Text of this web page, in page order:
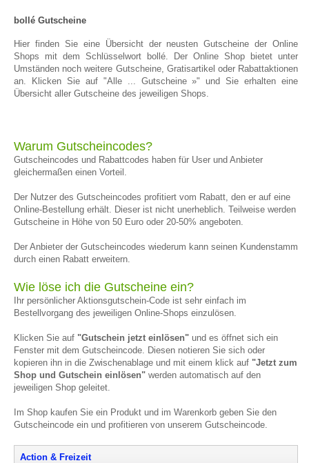
bollé Gutscheine
Hier finden Sie eine Übersicht der neusten Gutscheine der Online
Shops mit dem Schlüsselwort bollé. Der Online Shop bietet unter
Umständen noch weitere Gutscheine, Gratisartikel oder Rabattaktionen
an. Klicken Sie auf "Alle ... Gutscheine »" und Sie erhalten eine
Übersicht aller Gutscheine des jeweiligen Shops.
Warum Gutscheincodes?
Gutscheincodes und Rabattcodes haben für User und Anbieter
gleichermaßen einen Vorteil.
Der Nutzer des Gutscheincodes profitiert vom Rabatt, den er auf eine
Online-Bestellung erhält. Dieser ist nicht unerheblich. Teilweise werden
Gutscheine in Höhe von 50 Euro oder 20-50% angeboten.
Der Anbieter der Gutscheincodes wiederum kann seinen Kundenstamm
durch einen Rabatt erweitern.
Wie löse ich die Gutscheine ein?
Ihr persönlicher Aktionsgutschein-Code ist sehr einfach im
Bestellvorgang des jeweiligen Online-Shops einzulösen.
Klicken Sie auf "Gutschein jetzt einlösen" und es öffnet sich ein
Fenster mit dem Gutscheincode. Diesen notieren Sie sich oder
kopieren ihn in die Zwischenablage und mit einem klick auf "Jetzt zum
Shop und Gutschein einlösen" werden automatisch auf den
jeweiligen Shop geleitet.
Im Shop kaufen Sie ein Produkt und im Warenkorb geben Sie den
Gutscheincode ein und profitieren von unserem Gutscheincode.
Action & Freizeit